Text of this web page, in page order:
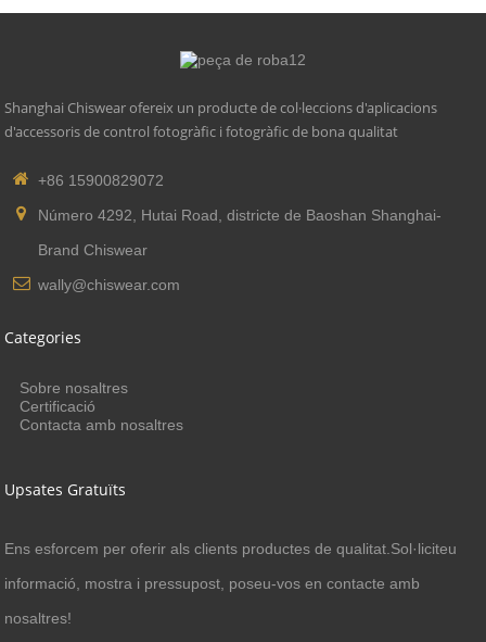
Shanghai Chiswear ofereix un producte de col·leccions d'aplicacions
d'accessoris de control fotogràfic i fotogràfic de bona qualitat
+86 15900829072
Número 4292, Hutai Road, districte de Baoshan Shanghai-
Brand Chiswear
wally@chiswear.com
Categories
Sobre nosaltres
Certificació
Contacta amb nosaltres
Upsates Gratuïts
Ens esforcem per oferir als clients productes de qualitat.Sol·liciteu
informació, mostra i pressupost, poseu-vos en contacte amb
nosaltres!